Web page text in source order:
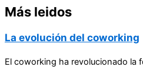
Más leidos
La evolución del coworking
El coworking ha revolucionado la